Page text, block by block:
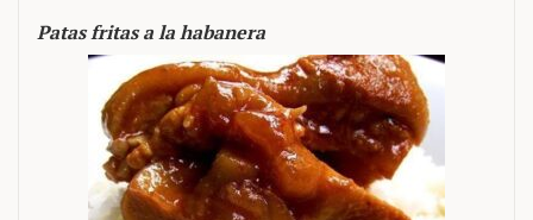
Patas fritas a la habanera